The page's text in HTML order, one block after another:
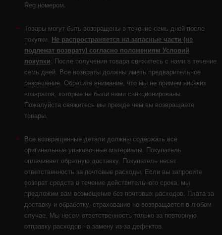
Reg.номерoм.
Товары могут быть возвращены в течение семь дней после
покупки.
Не распространяется на запасные части (не
подлежат возврату) согласно положениям Условий
покупки . После получения товара свяжитесь с нами в течение
семь дней. Все возвраты должны иметь предварительное
разрешение. Обратите внимание, что мы не примем никаких
возвратов, которые не были нами санкционированы.
Пожалуйста свяжитесь мы прежде чем вы возвращаете
товары.
Все возвращенные детали должны содержать все
оригинальные упаковочные материалы. Покупатель
оплачивает обратную доставку. Покупатель несет
ответственность за почтовые расходы. Если вы запросите
возврат средств в течение действительного срока, мы
предложим вам возмещение без почтовых расходов. Плата за
доставку и обработку, страхование не возвращается в любом
случае. Мы несем ответственность только за повторную
отправку расходов на замену из-за дефектов.